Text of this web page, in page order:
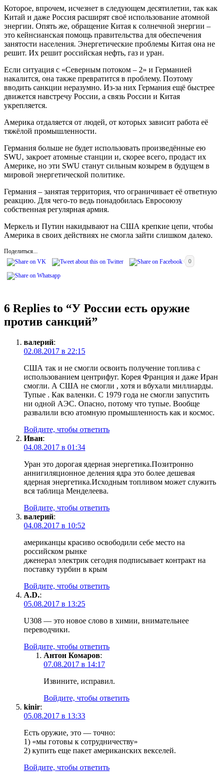
Которое, впрочем, исчезнет в следующем десятилетии, так как
Китай и даже Россия расширят своё использование атомной
энергии. Опять же, обращение Китая к солнечной энергии –
это кейнсианская помощь правительства для обеспечения
занятости населения. Энергетические проблемы Китая она не
решит. Их решит российская нефть, газ и уран.
Если ситуация с «Северным потоком – 2» и Германией
накалится, она также превратится в проблему. Поэтому
вводить санкции неразумно. Из-за них Германия ещё быстрее
движется навстречу России, а связь России и Китая
укрепляется.
Америка отдаляется от людей, от которых зависит работа её
тяжёлой промышленности.
Германия больше не будет использовать произведённые ею
SWU, закроет атомные станции и, скорее всего, продаст их
Америке, но эти SWU станут сильным козырем в будущем в
мировой энергетической политике.
Германия – занятая территория, что ограничивает её ответную
реакцию. Для чего-то ведь понадобилась Евросоюзу
собственная регулярная армия.
Меркель и Путин накидывают на США крепкие цепи, чтобы
Америка в своих действиях не смогла зайти слишком далеко.
Поделиться...
0
6 Replies to “У России есть оружие
против санкций”
валерий:
02.08.2017 в 22:15
США так и не смогли освоить получение топлива с
использованием центрифуг. Корея Франция и даже Иран
смогли. А США не смогли , хотя и вбухали миллиарды.
Тупые . Как валенки. С 1979 года не смогли запустить
ни одной АЭС. Опасно, потому что тупые. Вообще
развалили всю атомную промышленность как и космос.
Войдите, чтобы ответить
Иван:
04.08.2017 в 01:34
Уран это дорогая ядерная энергетика.Позитронно
аннигиляционное деления ядра это более дешевая
ядерная энергетика.Исходным топливом может служить
вся таблица Менделеева.
Войдите, чтобы ответить
валерий:
04.08.2017 в 10:52
американцы красиво освободили себе место на
российском рынке
дженерал электрик сегодня подписывает контракт на
поставку турбин в крым
Войдите, чтобы ответить
A.D.:
05.08.2017 в 13:25
U308 — это новое слово в химии, внимательнее
переводчики.
Войдите, чтобы ответить
Антон Комаров:
07.08.2017 в 14:17
Извините, исправил.
Войдите, чтобы ответить
kinir:
05.08.2017 в 13:33
Есть оружие, это — точно:
1) «мы готовы к сотрудничеству»
2) купить еще пакет американских векселей.
Войдите, чтобы ответить